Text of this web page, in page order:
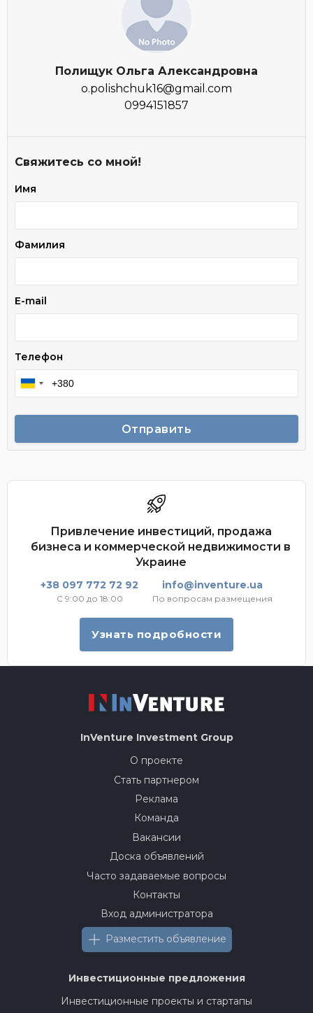
Полищук Ольга Александровна
o.polishchuk16@gmail.com
0994151857
Свяжитесь со мной!
Имя
Фамилия
E-mail
Телефон
Отправить
Привлечение инвестиций, продажа
бизнеса и коммерческой недвижимости в
Украине
+38 097 772 72 92
С 9:00 до 18:00
info@inventure.ua
По вопросам размещения
Узнать подробности
InVenture Investment Group
О проекте
Стать партнером
Реклама
Команда
Вакансии
Доска объявлений
Часто задаваемые вопросы
Контакты
Вход администратора
Разместить объявление
Инвестиционные предложения
Инвестиционные проекты и стартапы